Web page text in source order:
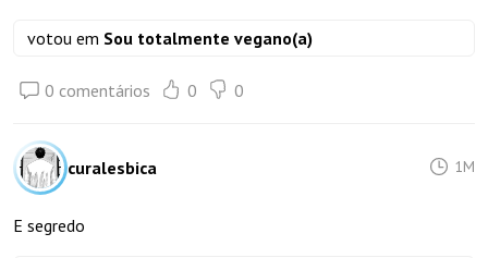
votou em Sou totalmente vegano(a)
0 comentários 0 0
curalesbica 1M
E segredo